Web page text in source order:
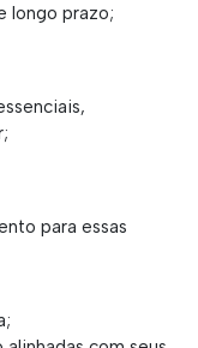
longo prazo;
para essas